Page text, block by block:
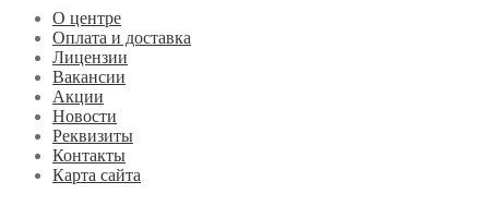
О центре
Оплата и доставка
Лицензии
Вакансии
Акции
Новости
Реквизиты
Контакты
Карта сайта